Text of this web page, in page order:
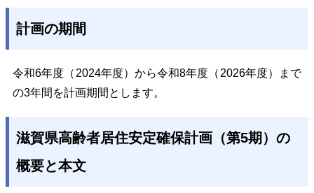
計画の期間
令和6年度（2024年度）から令和8年度（2026年度）まで
の3年間を計画期間とします。
滋賀県高齢者居住安定確保計画（第5期）の
概要と本文